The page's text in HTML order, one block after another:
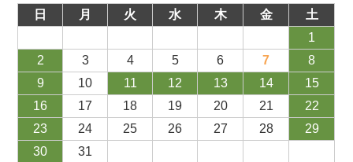
日
月 火 水 木 金
土
1
2
3 4 5 6 7
8
9
10 11 12 13 14
15
16
17 18 19 20 21
22
23
24 25 26 27 28
29
30
31